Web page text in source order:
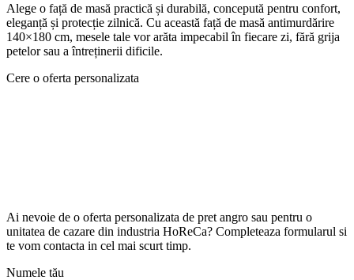
Alege o față de masă practică și durabilă, concepută pentru confort,
eleganță și protecție zilnică. Cu această față de masă antimurdărire
140×180 cm, mesele tale vor arăta impecabil în fiecare zi, fără grija
petelor sau a întreținerii dificile.
Cere o oferta personalizata
Ai nevoie de o oferta personalizata de pret angro sau pentru o
unitatea de cazare din industria HoReCa? Completeaza formularul si
te vom contacta in cel mai scurt timp.
Numele tău